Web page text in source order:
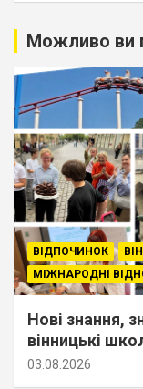
Можливо ви
ВІДПОЧИНОК
МІЖНАРОДНІ
Нові знання,
вінницькі
03.08.2026